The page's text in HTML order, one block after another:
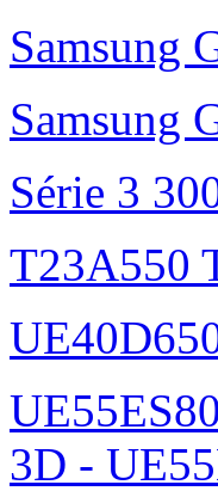
Samsung
Samsung
Série 3
T23A550
3D -